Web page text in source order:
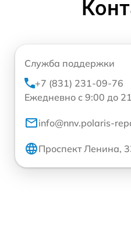
Служба поддержки
+7 (831) 231-09-76
Ежедневно с 9:00 до
info@nnv.polaris-
Проспект Ленина,